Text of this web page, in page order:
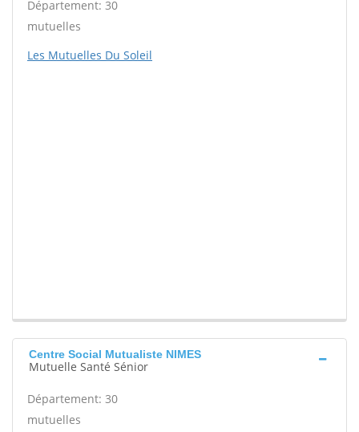
Département: 30
mutuelles
Les Mutuelles Du Soleil
Centre Social Mutualiste NIMES
Mutuelle Santé Sénior
Département: 30
mutuelles